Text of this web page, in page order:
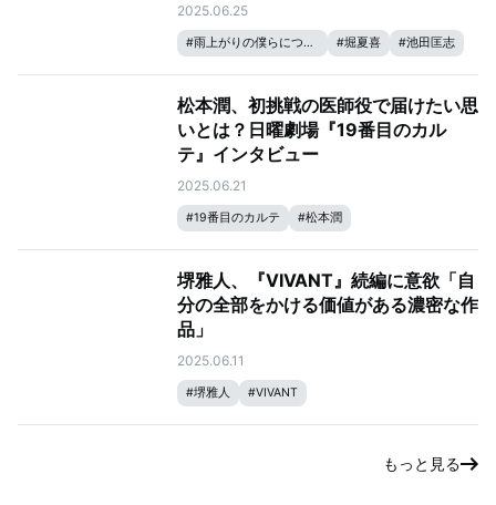
2025.06.25
#雨上がりの僕らについて #堀夏喜 #池田匡志
松本潤、初挑戦の医師役で届けたい思
いとは？日曜劇場『19番目のカル
テ』インタビュー
2025.06.21
#19番目のカルテ #松本潤
堺雅人、『VIVANT』続編に意欲「自
分の全部をかける価値がある濃密な作
品」
2025.06.11
#堺雅人 #VIVANT
もっと見る